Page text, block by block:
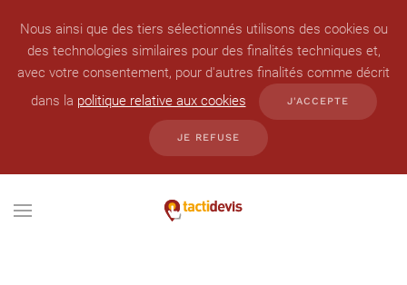
Nous ainsi que des tiers sélectionnés utilisons des cookies ou
des technologies similaires pour des finalités techniques et,
avec votre consentement, pour d'autres finalités comme décrit
dans la politique relative aux cookies J'ACCEPTE
JE REFUSE